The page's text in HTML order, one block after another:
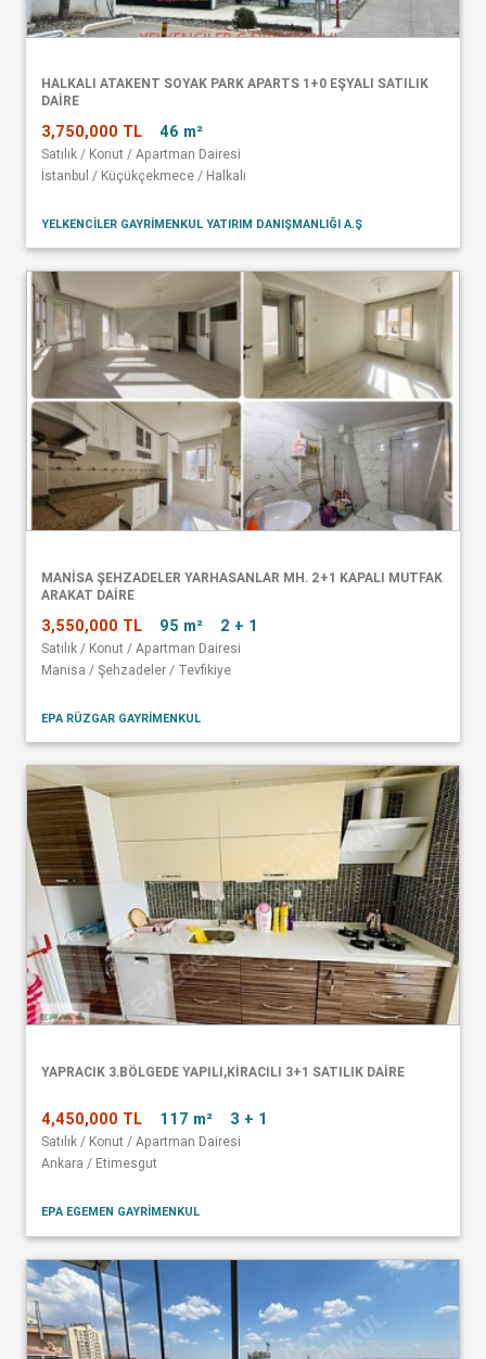
HALKALI ATAKENT SOYAK PARK APARTS 1+0 EŞYALI SATILIK
DAİRE
3,750,000 TL 46 m²
Satılık / Konut / Apartman Dairesi
İstanbul / Küçükçekmece / Halkalı
YELKENCİLER GAYRİMENKUL YATIRIM DANIŞMANLIĞI A.Ş
MANISA ŞEHZADELER YARHASANLAR MH. 2+1 KAPALI MUTFAK
ARAKAT DAIRE
3,550,000 TL 95 m² 2 + 1
Satılık / Konut / Apartman Dairesi
Manisa / Şehzadeler / Tevfikiye
EPA RÜZGAR GAYRİMENKUL
YAPRACIK 3.BÖLGEDE YAPILI,KİRACILI 3+1 SATILIK DAİRE
4,450,000 TL 117 m² 3 + 1
Satılık / Konut / Apartman Dairesi
Ankara / Etimesgut
EPA EGEMEN GAYRİMENKUL